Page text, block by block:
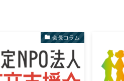
会長コラム